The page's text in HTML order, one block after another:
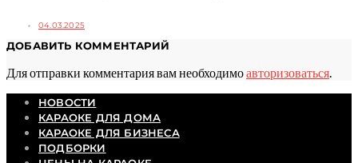
04.03.2025
ДОБАВИТЬ КОММЕНТАРИЙ
Для отправки комментария вам необходимоавторизоваться
НОВОСТИ
КАРАОКЕ ДЛЯ ДОМА
КАРАОКЕ ДЛЯ БИЗНЕСА
ПОДБОРКИ